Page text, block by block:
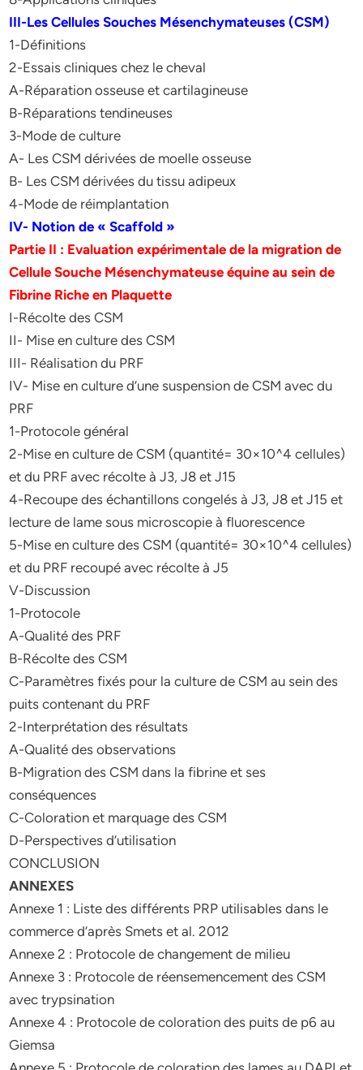
III-Les Cellules Souches Mésenchymateuses (CSM)
1-Définitions
2-Essais cliniques chez le cheval
A-Réparation osseuse et cartilagineuse
B-Réparations tendineuses
3-Mode de culture
A- Les CSM dérivées de moelle osseuse
B- Les CSM dérivées du tissu adipeux
4-Mode de réimplantation
IV- Notion de « Scaffold »
Partie II : Evaluation expérimentale de la migration de
Cellule Souche Mésenchymateuse équine au sein de
Fibrine Riche en Plaquette
I-Récolte des CSM
II- Mise en culture des CSM
III- Réalisation du PRF
IV- Mise en culture d’une suspension de CSM avec du
PRF
1-Protocole général
2-Mise en culture de CSM (quantité= 30×10^4 cellules)
et du PRF avec récolte à J3, J8 et J15
4-Recoupe des échantillons congelés à J3, J8 et J15 et
lecture de lame sous microscopie à fluorescence
5-Mise en culture des CSM (quantité= 30×10^4 cellules)
et du PRF recoupé avec récolte à J5
V-Discussion
1-Protocole
A-Qualité des PRF
B-Récolte des CSM
C-Paramètres fixés pour la culture de CSM au sein des
puits contenant du PRF
2-Interprétation des résultats
A-Qualité des observations
B-Migration des CSM dans la fibrine et ses
conséquences
C-Coloration et marquage des CSM
D-Perspectives d’utilisation
CONCLUSION
ANNEXES
Annexe 1 : Liste des différents PRP utilisables dans le
commerce d’après Smets et al. 2012
Annexe 2 : Protocole de changement de milieu
Annexe 3 : Protocole de réensemencement des CSM
avec trypsination
Annexe 4 : Protocole de coloration des puits de p6 au
Giemsa